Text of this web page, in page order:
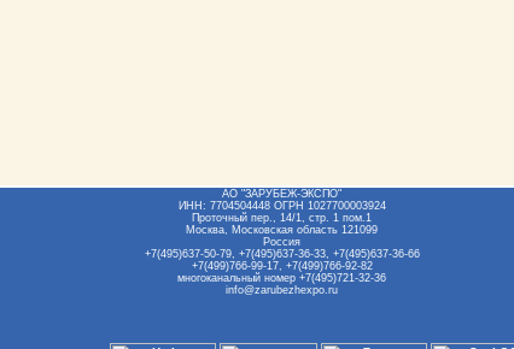
АО "ЗАРУБЕЖ-ЭКСПО"
ИНН: 7704504448 ОГРН 1027700003924
Проточный пер., 14/1, стр. 1 пом.1
Москва, Московская область 121099
Россия
+7(495)637-50-79, +7(495)637-36-33, +7(495)637-36-66
+7(499)766-99-17, +7(499)766-92-82
многоканальный номер +7(495)721-32-36
info@zarubezhexpo.ru